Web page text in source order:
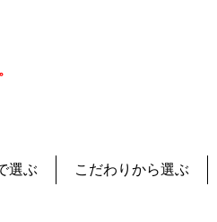
選ぶ こだわりから選ぶ